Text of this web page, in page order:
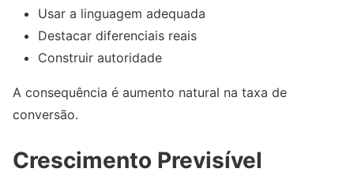
Usar a linguagem adequada
Destacar diferenciais reais
Construir autoridade
A consequência é aumento natural na taxa de
conversão.
Crescimento Previsível